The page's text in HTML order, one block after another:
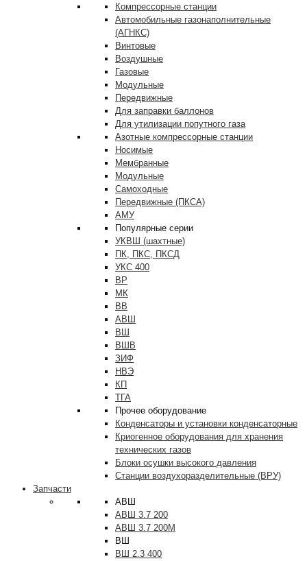
Компрессорные станции
Автомобильные газонаполнительные
(АГНКС)
Винтовые
Воздушные
Газовые
Модульные
Передвижные
Для заправки баллонов
Для утилизации попутного газа
Азотные компрессорные станции
Носимые
Мембранные
Модульные
Самоходные
Передвижные (ПКСА)
АМУ
Популярные серии
УКВШ (шахтные)
ПК, ПКС, ПКСД
УКС 400
ВР
МК
ВВ
АВШ
ВШ
ВШВ
ЗИФ
НВЭ
КП
ТГА
Прочее оборудование
Конденсаторы и установки конденсаторные
Криогенное оборудования для хранения
технических газов
Блоки осушки высокого давления
Станции воздухоразделительные (ВРУ)
Запчасти
АВШ
АВШ 3.7 200
АВШ 3.7 200М
ВШ
ВШ 2.3 400